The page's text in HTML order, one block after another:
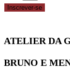
quantidade
Inscrever-se
ATELIER DA
BRUNO E